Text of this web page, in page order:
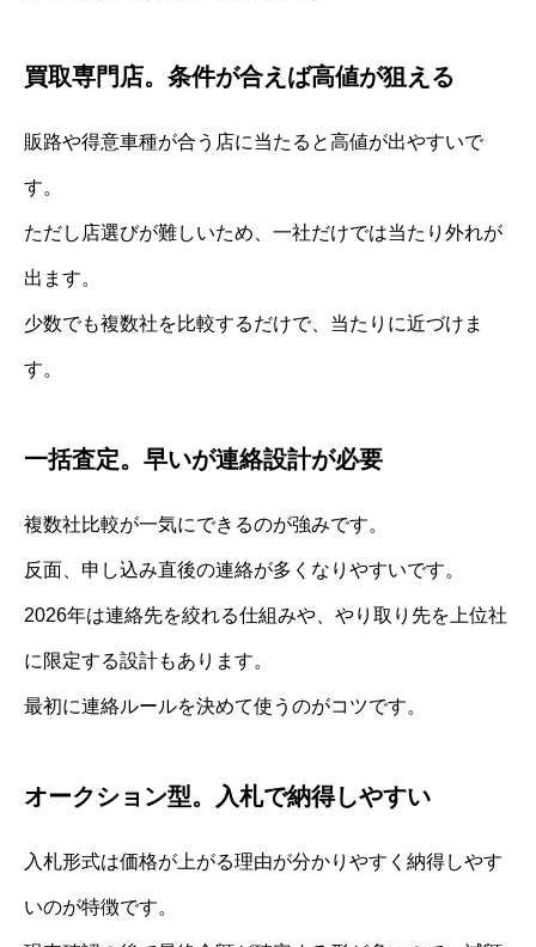
買取専門店。条件が合えば高値が狙える
販路や得意車種が合う店に当たると高値が出やすいで
す。
ただし店選びが難しいため、一社だけでは当たり外れが
出ます。
少数でも複数社を比較するだけで、当たりに近づけま
す。
一括査定。早いが連絡設計が必要
複数社比較が一気にできるのが強みです。
反面、申し込み直後の連絡が多くなりやすいです。
2026年は連絡先を絞れる仕組みや、やり取り先を上位社
に限定する設計もあります。
最初に連絡ルールを決めて使うのがコツです。
オークション型。入札で納得しやすい
入札形式は価格が上がる理由が分かりやすく納得しやす
いのが特徴です。